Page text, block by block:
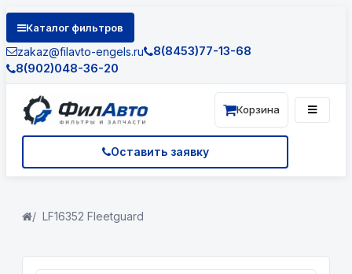
Каталог фильтров
zakaz@filavto-engels.ru
8(8453)77-13-68
8(902)048-36-20
Оставить заявку
Корзина
LF16352 Fleetguard